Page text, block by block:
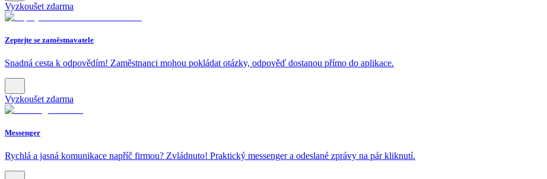
Vyzkoušet zdarma
Zeptejte se zaměstnavatele
Snadná cesta k odpovědím! Zaměstnanci mohou pokládat otázky, odpověď dostanou přímo do aplikace.
Vyzkoušet zdarma
Messenger
Rychlá a jasná komunikace napříč firmou? Zvládnuto! Praktický messenger a odeslané zprávy na pár kliknutí.